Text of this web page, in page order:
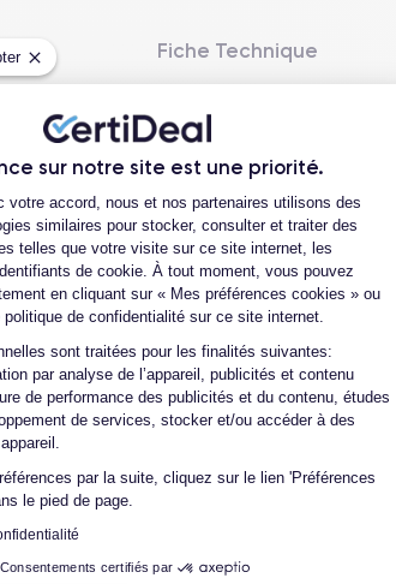
sur notre site est une priorité.
de Gestion du
votre accord, nous et nos partenaires utilisons des
similaires pour stocker, consulter et traiter des
telles que votre visite sur ce site internet, les
de cookie. À tout moment, vous pouvez
en cliquant sur « Mes préférences cookies » ou
de confidentialité sur ce site internet.
sont traitées pour les finalités suivantes:
par analyse de l’appareil, publicités et contenu
de performance des publicités et du contenu, études
de services, stocker et/ou accéder à des
par la suite, cliquez sur le lien 'Préférences
le pied de page.
Consentements certifiés par
Axeptio consent
Fiche Technique
Avis clients
Questions fréquentes
CertiDeal
ici, vous bénéficiez de garanties
nous-
Nos équipes sont en contact